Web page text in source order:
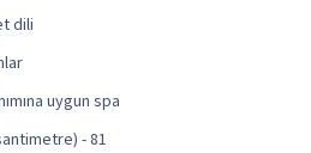
dili
uygun spa
- 81